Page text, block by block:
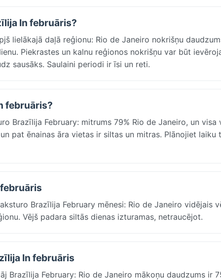
In februāris?
lielākajā daļā reģionu: Rio de Janeiro nokrišņu
Piekrastes un kalnu reģionos nokrišņu var būt
sausāks. Saulaini periodi ir īsi un reti.
februāris?
Brazīlija February: mitrums 79% Rio de Janeiro, un
pat ēnainas āra vietas ir siltas un mitras. Plānojiet laiku
Brazīlija February mēnesi: Rio de Janeiro vidējais
Vējš padara siltās dienas izturamas, netraucējot.
In februāris
Brazīlija February: Rio de Janeiro mākoņu daudzums ir